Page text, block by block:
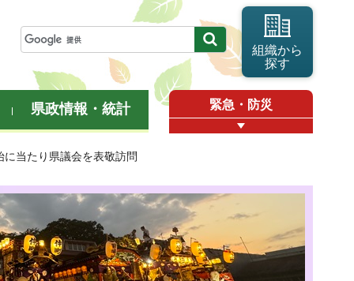
組織から
探す
県政情報・統計 緊急・防災
当たり県議会を表敬訪問